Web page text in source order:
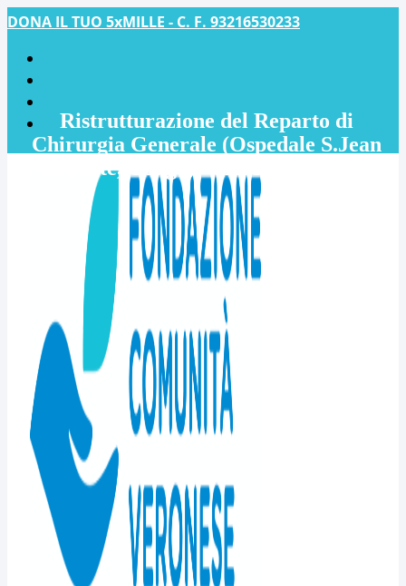
DONA IL TUO 5xMILLE - C. F. 93216530233
Ristrutturazione del Reparto di
Chirurgia Generale (Ospedale S.Jean
Baptiste, Congo) – AS.CO.M. Onlus